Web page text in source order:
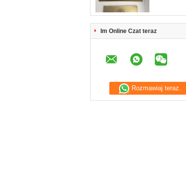
Im Online Czat teraz
Rozmawiaj teraz.